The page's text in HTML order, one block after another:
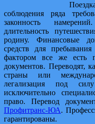
соблюдения ряда
законность
длительность
родину. Финансовые
средств для
фактором все же есть
документов. Переводят,
страны или
легализация под
исключительно
право. Перевод
Профитранс-ЮА.
гарантированы.